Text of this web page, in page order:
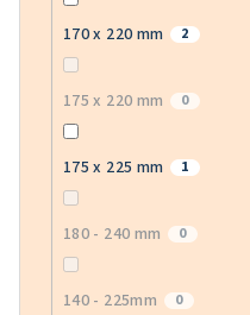
170 x 220 mm 2
175 x 220 mm 0
175 x 225 mm 1
180 - 240 mm 0
140 - 225mm 0